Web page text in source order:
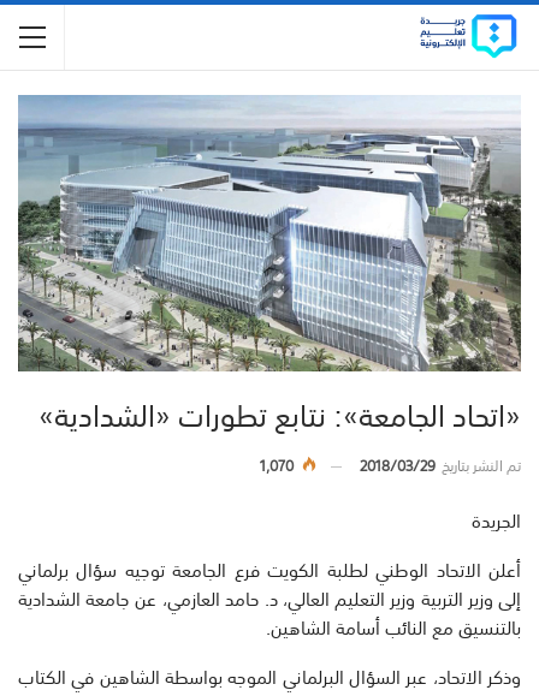
«اتحاد الجامعة»: نتابع تطورات «الشدادية»
تم النشر بتاريخ2018/03/29
1,070
الجريدة
أعلن الاتحاد الوطني لطلبة الكويت فرع الجامعة توجيه سؤال برلماني
إلى وزير التربية وزير التعليم العالي، د. حامد العازمي، عن جامعة الشدادية
بالتنسيق مع النائب أسامة الشاهين.
وذكر الاتحاد، عبر السؤال البرلماني الموجه بواسطة الشاهين في الكتاب